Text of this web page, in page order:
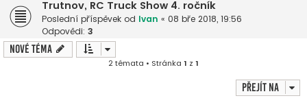
Trutnov, RC Truck Show 4. ročník
Poslední příspěvek od Ivan « 08 bře 2018, 19:56
Odpovědi: 3
Nové téma
2 témata • Stránka 1 z 1
Přejít na